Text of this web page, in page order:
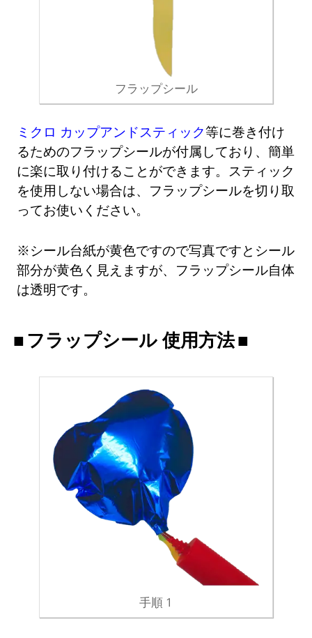
フラップシール
ミクロ カップアンドスティック等に巻き付け
るためのフラップシールが付属しており、簡単
に楽に取り付けることができます。スティック
を使用しない場合は、フラップシールを切り取
ってお使いください。
※シール台紙が黄色ですので写真ですとシール
部分が黄色く見えますが、フラップシール自体
は透明です。
フラップシール 使用方法
手順 1